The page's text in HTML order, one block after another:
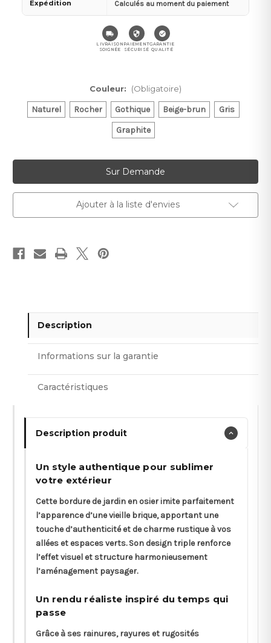
Expédition Calculés au moment du paiement
LIVRAISON
SOIGNÉE
PAIEMENT
SÉCURISÉ
GARANTIE
QUALITÉ
Couleur: (Obligatoire)
Naturel Rocher Gothique Beige-brun
Gris
Graphite
Sur Demande
Ajouter à la liste d'envies
Description
Informations sur la garantie
Caractéristiques
Description produit
Un style authentique pour sublimer
votre extérieur
Cette bordure de jardin en osier imite parfaitement
l’apparence d’une vieille brique, apportant une
touche d’authenticité et de charme rustique à vos
allées et espaces verts. Son design triple renforce
l’effet visuel et structure harmonieusement
l’aménagement paysager.
Un rendu réaliste inspiré du temps qui
passe
Grâce à ses rainures, rayures et rugosités